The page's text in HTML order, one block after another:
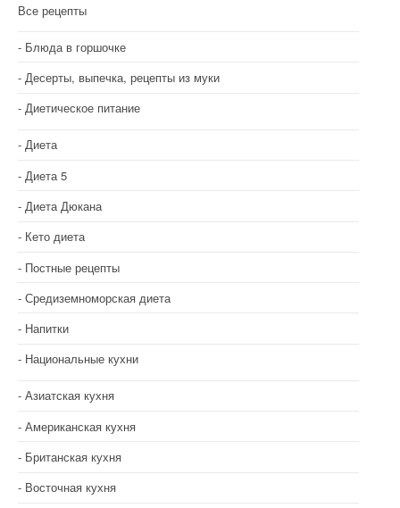
и
я
п
о
з
а
п
и
с
я
м
Все рецепты
Блюда в горшочке
Десерты, выпечка, рецепты из муки
Диетическое питание
Диета
Диета 5
Диета Дюкана
Кето диета
Постные рецепты
Средиземноморская диета
Напитки
Национальные кухни
Азиатская кухня
Американская кухня
Британская кухня
Восточная кухня